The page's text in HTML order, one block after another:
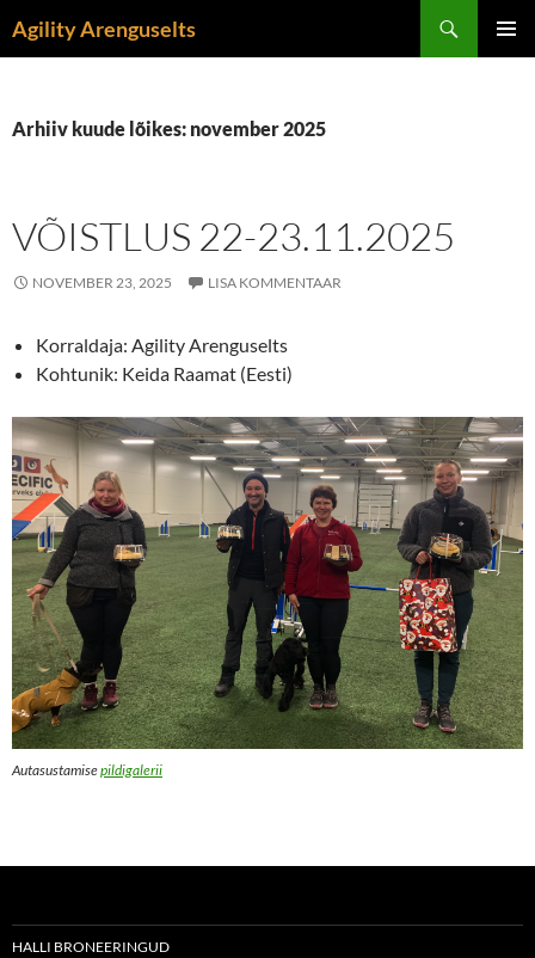
sisu
Agility Arenguselts
Arhiiv kuude lõikes: november 2025
VÕISTLUS 22-23.11.2025
NOVEMBER 23, 2025 LISA KOMMENTAAR
Korraldaja: Agility Arenguselts
Kohtunik: Keida Raamat (Eesti)
Autasustamisepildigalerii
HALLI BRONEERINGUD